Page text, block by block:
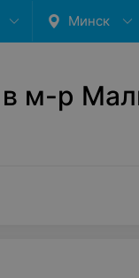
Минск
в м-р